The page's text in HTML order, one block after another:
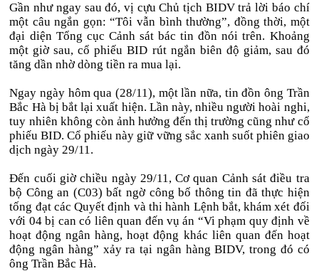
Gần như ngay sau đó, vị cựu Chủ tịch BIDV trả lời báo chí
một câu ngắn gọn: “Tôi vẫn bình thường”, đồng thời, một
đại diện Tổng cục Cảnh sát bác tin đồn nói trên. Khoảng
một giờ sau, cổ phiếu BID rút ngắn biên độ giảm, sau đó
tăng dần nhờ dòng tiền ra mua lại.
Ngay ngày hôm qua (28/11), một lần nữa, tin đồn ông Trần
Bắc Hà bị bắt lại xuất hiện. Lần này, nhiều người hoài nghi,
tuy nhiên không còn ảnh hưởng đến thị trường cũng như cổ
phiếu BID. Cổ phiếu này giữ vững sắc xanh suốt phiên giao
dịch ngày 29/11.
Đến cuối giờ chiều ngày 29/11, Cơ quan Cảnh sát điều tra
bộ Công an (C03) bất ngờ công bố thông tin đã thực hiện
tống đạt các Quyết định và thi hành Lệnh bắt, khám xét đối
với 04 bị can có liên quan đến vụ án “Vi phạm quy định về
hoạt động ngân hàng, hoạt động khác liên quan đến hoạt
động ngân hàng” xảy ra tại ngân hàng BIDV, trong đó có
ông Trần Bắc Hà.